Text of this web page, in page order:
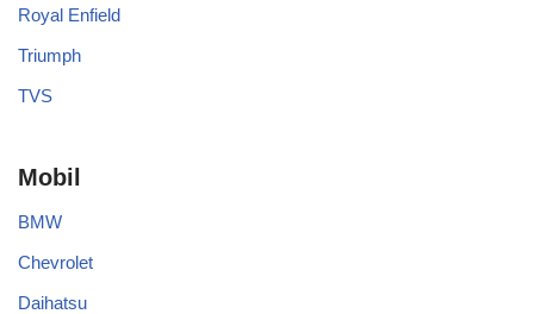
Royal Enfield
Triumph
TVS
Mobil
BMW
Chevrolet
Daihatsu